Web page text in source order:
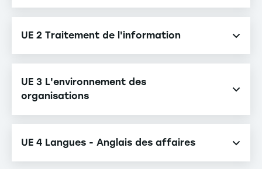
Comportement humain
Outils de management : expression
Théorie des organisations
Management interculturel
UE 2 Traitement de l'information
Informatique et statistiques
Systèmes d'information
UE 3 L'environnement des
organisations
Droit des affaires
Économie managériale
UE 4 Langues - Anglais des affaires